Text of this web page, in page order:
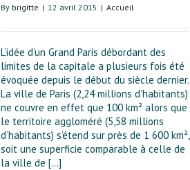
By brigitte | 12 avril 2015 | Accueil
L’idée d’un Grand Paris débordant des
limites de la capitale a plusieurs fois été
évoquée depuis le début du siècle dernier.
La ville de Paris (2,24 millions d’habitants)
ne couvre en effet que 100 km² alors que
le territoire aggloméré (5,58 millions
d’habitants) s’étend sur près de 1 600 km²,
soit une superficie comparable à celle de
la ville de [...]